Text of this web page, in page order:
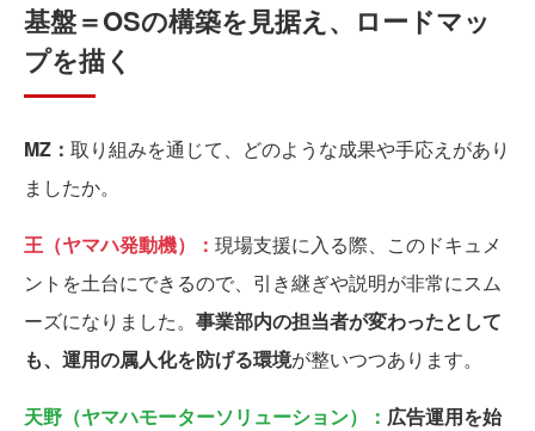
基盤＝OSの構築を見据え、ロードマッ
プを描く
MZ： 取り組みを通じて、どのような成果や手応えがあり
ましたか。
王（ヤマハ発動機）： 現場支援に入る際、このドキュメ
ントを土台にできるので、引き継ぎや説明が非常にスム
ーズになりました。 事業部内の担当者が変わったとして
も、運用の属人化を防げる環境が整いつつあります。
天野（ヤマハモーターソリューション）： 広告運用を始